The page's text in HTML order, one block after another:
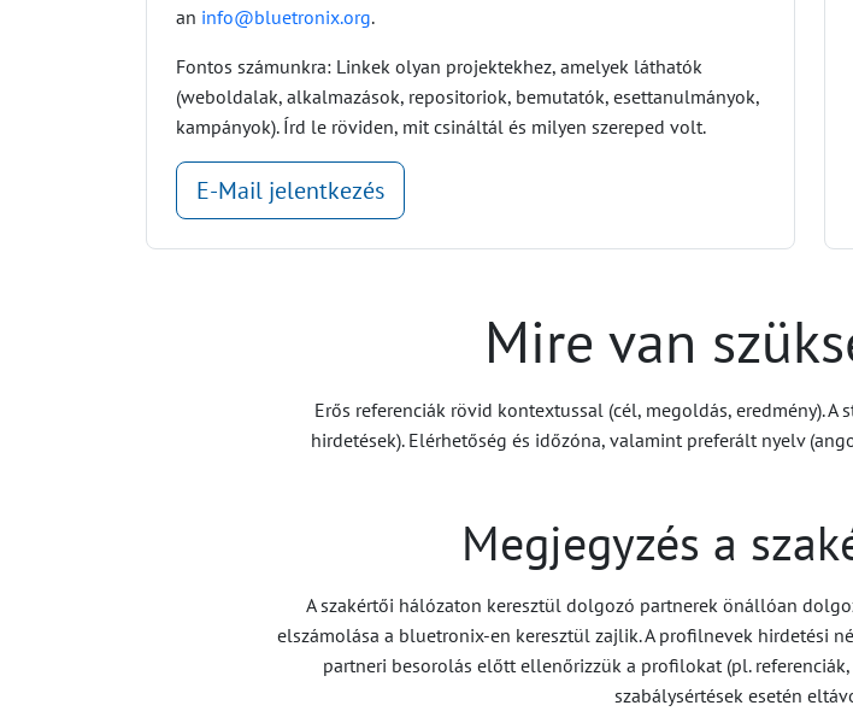
an info@bluetronix.org.
Fontos számunkra: Linkek olyan projektekhez, amelyek láthatók
(weboldalak, alkalmazások, repositoriok, bemutatók, esettanulmányok,
kampányok). Írd le röviden, mit csináltál és milyen szereped volt.
E-Mail jelentkezés
Mire van
Erős referenciák rövid kontextussal (cél, megoldás, eredmény).
hirdetések). Elérhetőség és időzóna, valamint preferált nyelv
Megjegyzés a
A szakértői hálózaton keresztül dolgozó partnerek önállóan
elszámolása a bluetronix-en keresztül zajlik. A profilnevek hirdetési
partneri besorolás előtt ellenőrizzük a profilokat (pl.
szabálysértések esetén